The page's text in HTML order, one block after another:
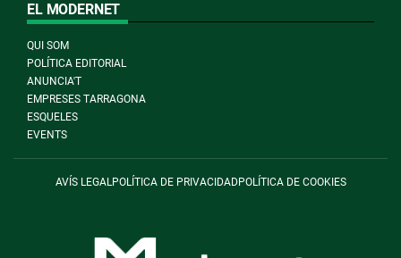
EL MODERNET
QUI SOM
POLÍTICA EDITORIAL
ANUNCIA'T
EMPRESES TARRAGONA
ESQUELES
EVENTS
AVÍS LEGALPOLÍTICA DE PRIVACIDADPOLÍTICA DE COOKIES